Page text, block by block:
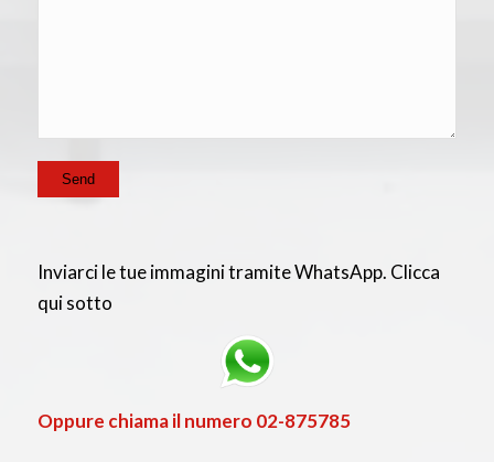
Inviarci le tue immagini tramite WhatsApp. Clicca
qui sotto
Oppure chiama il numero 02-875785